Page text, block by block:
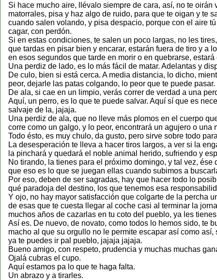
Si hace mucho aire, llévalo siempre de cara, así, no te
matorrales, pisa y haz algo de ruido, para que te oigan y te
cuando salen volando, y pisa despacio, porque con el aire
cagar, con perdón.
Si en estas condiciones, te salen un poco largas, no les
que tardas en pisar bien y encarar, estarán fuera de tiro y a
en esos segundos que tarde en morir o en quebrarse,
Una perdiz de lado, es lo más fácil de matar. Adelantas y
De culo, bien si está cerca. A media distancia, lo dicho,
peor, dejarle las patas colgando, lo peor que te puede
De ala, si cae en un limpio, verás correr de verdad a una
Aquí, un perro, es lo que te puede salvar. Aquí sí que es
salvaje de la, jajaja.
Una perdiz de ala, que no lleve más plomos en el cuerpo
corre como un galgo, y lo peor, encontrará un agujero o
Todo ésto, es muy chulo, da gusto, pero sirve sobre todo
La desesperación te lleva a hacer tiros largos, a ver si la
la pinchará y quedará el noble animal herido, sufriendo y
No tirando, la tienes para el próximo domingo, y tal vez,
que eso es lo que se juegan ellas cuando subimos a
Por eso, deben de ser sagradas, hay que hacer todo lo
qué paradoja del destino, los que tenemos esa
Y ojo, no hay mayor satisfacción que colgarte de la percha
de esas que te cuesta llegar al coche casi al terminar la
muchos años de cazarlas en tu coto del pueblo, ya les
Así es. De nuevo, de novato, como todos lo hemos sido, te
macho al que su orgullo no le permite escapar así como
ya te puedes ir pal pueblo, jajaja jajaja.
Bueno amigo, con respeto, prudencia y muchas muchas
Ojalá cubras el cupo.
Aquí estamos pa lo que te haga falta.
Un abrazo y a tirarles.